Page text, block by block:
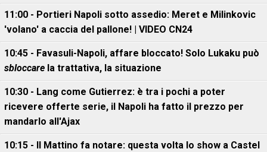
11:00 - Portieri Napoli sotto assedio: Meret e Milinkovic
'volano' a caccia del pallone! | VIDEO CN24
10:45 - Favasuli-Napoli, affare bloccato! Solo Lukaku può
sbloccare la trattativa, la situazione
10:30 - Lang come Gutierrez: è tra i pochi a poter
ricevere offerte serie, il Napoli ha fatto il prezzo per
mandarlo all'Ajax
10:15 - Il Mattino fa notare: questa volta lo show a Castel